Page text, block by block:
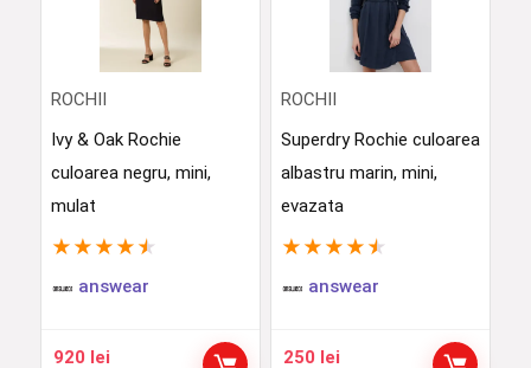
ROCHII
Ivy & Oak Rochie
culoarea negru, mini,
mulat
★ ★ ★ ★ ★
answear
920 lei
ROCHII
Superdry Rochie culoarea
albastru marin, mini,
evazata
★ ★ ★ ★ ★
answear
250 lei